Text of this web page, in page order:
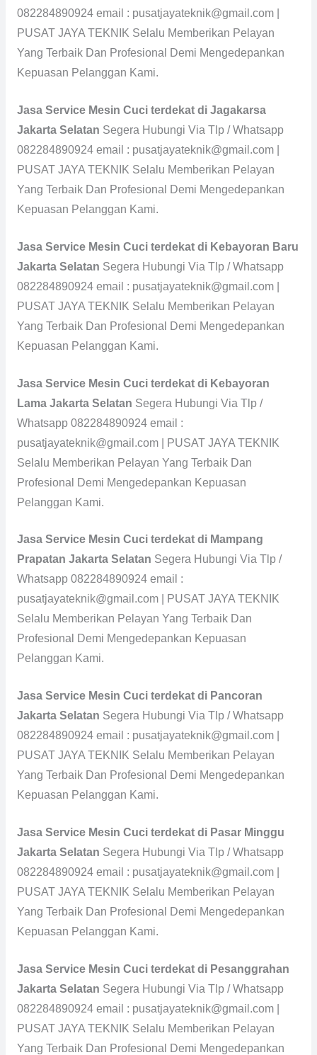
082284890924 email : pusatjayateknik@gmail.com |
PUSAT JAYA TEKNIK Selalu Memberikan Pelayan
Yang Terbaik Dan Profesional Demi Mengedepankan
Kepuasan Pelanggan Kami.
Jasa Service Mesin Cuci terdekat di Jagakarsa
Jakarta Selatan Segera Hubungi Via Tlp / Whatsapp
082284890924 email : pusatjayateknik@gmail.com |
PUSAT JAYA TEKNIK Selalu Memberikan Pelayan
Yang Terbaik Dan Profesional Demi Mengedepankan
Kepuasan Pelanggan Kami.
Jasa Service Mesin Cuci terdekat di Kebayoran Baru
Jakarta Selatan Segera Hubungi Via Tlp / Whatsapp
082284890924 email : pusatjayateknik@gmail.com |
PUSAT JAYA TEKNIK Selalu Memberikan Pelayan
Yang Terbaik Dan Profesional Demi Mengedepankan
Kepuasan Pelanggan Kami.
Jasa Service Mesin Cuci terdekat di Kebayoran
Lama Jakarta Selatan Segera Hubungi Via Tlp /
Whatsapp 082284890924 email :
pusatjayateknik@gmail.com | PUSAT JAYA TEKNIK
Selalu Memberikan Pelayan Yang Terbaik Dan
Profesional Demi Mengedepankan Kepuasan
Pelanggan Kami.
Jasa Service Mesin Cuci terdekat di Mampang
Prapatan Jakarta Selatan Segera Hubungi Via Tlp /
Whatsapp 082284890924 email :
pusatjayateknik@gmail.com | PUSAT JAYA TEKNIK
Selalu Memberikan Pelayan Yang Terbaik Dan
Profesional Demi Mengedepankan Kepuasan
Pelanggan Kami.
Jasa Service Mesin Cuci terdekat di Pancoran
Jakarta Selatan Segera Hubungi Via Tlp / Whatsapp
082284890924 email : pusatjayateknik@gmail.com |
PUSAT JAYA TEKNIK Selalu Memberikan Pelayan
Yang Terbaik Dan Profesional Demi Mengedepankan
Kepuasan Pelanggan Kami.
Jasa Service Mesin Cuci terdekat di Pasar Minggu
Jakarta Selatan Segera Hubungi Via Tlp / Whatsapp
082284890924 email : pusatjayateknik@gmail.com |
PUSAT JAYA TEKNIK Selalu Memberikan Pelayan
Yang Terbaik Dan Profesional Demi Mengedepankan
Kepuasan Pelanggan Kami.
Jasa Service Mesin Cuci terdekat di Pesanggrahan
Jakarta Selatan Segera Hubungi Via Tlp / Whatsapp
082284890924 email : pusatjayateknik@gmail.com |
PUSAT JAYA TEKNIK Selalu Memberikan Pelayan
Yang Terbaik Dan Profesional Demi Mengedepankan